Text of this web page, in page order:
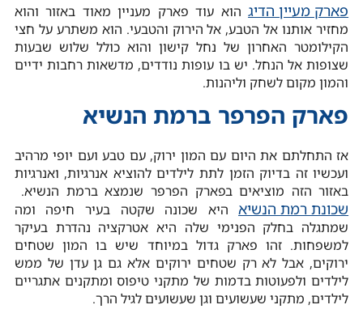
פארק מעיין הדיגהוא עוד פארק מעניין מאוד באזור והוא
מחזיר אותנו אל הטבע, אל הירוק והטבעי. הוא משתרע על חצי
הקילומטר האחרון של נחל קישון והוא כולל שלוש שבעות
שצופות אל הנחל. יש בו עופות נודדים, מדשאות רחבות ידיים
והמון מקום לשחק וליהנות.
פארק הפרפר ברמת הנשיא
אז התחלתם את היום עם המון ירוק, עם טבע ועם יופי מרהיב
ועכשיו זה בדיוק הזמן לתת לילדים להוציא אנרגיות, ואנרגיות
באזור הזה מוציאים בפארק הפרפר שנמצא ברמת הנשיא.
שכונת רמת הנשיאהיא שכונה שקטה בעיר חיפה ומה
שמתגלה בחלק הפנימי שלה היא אטרקציה נהדרת בעיקר
למשפחות. זהו פארק גדול במיוחד שיש בו המון שטחים
ירוקים, אבל לא רק שטחים ירוקים אלא גם גן עדן של ממש
לילדים ולפעוטות בדמות של מתקני טיפוס ומתקנים אתגריים
לילדים, מתקני שעשועים וגן שעשועים לגיל הרך.